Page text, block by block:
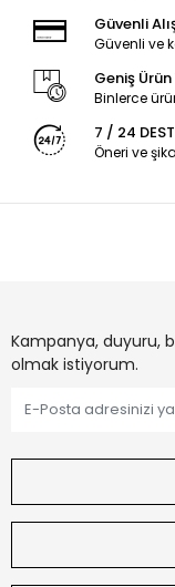
Güvenli
Güvenli ve
Geniş
Binlerce
7 / 24
Öneri ve
Kampanya, duyuru,
olmak istiyorum.